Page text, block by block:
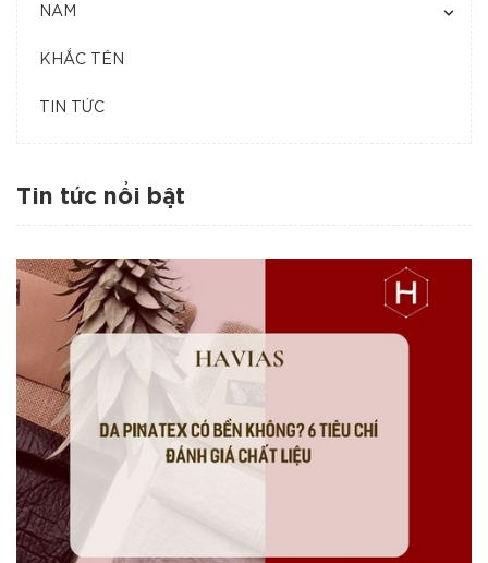
NAM
KHẮC TÊN
TIN TỨC
Tin tức nổi bật